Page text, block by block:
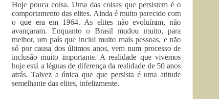
Hoje pouca coisa. Uma das coisas que persistem é o
comportamento das elites. Ainda é muito parecido com
o que era em 1964. As elites não evoluíram, não
avançaram. Enquanto o Brasil mudou muito, para
melhor, um país que inclui muito mais pessoas, e não
só por causa dos últimos anos, vem num processo de
inclusão muito importante. A realidade que vivemos
hoje está a léguas de diferença da realidade de 50 anos
atrás. Talvez a única que que persista é uma atitude
semelhante das elites, infelizmente.